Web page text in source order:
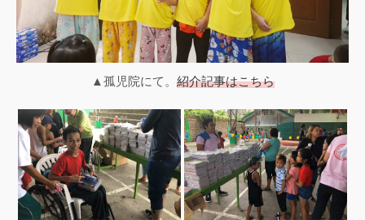
▲孤児院にて。 紹介記事はこちら